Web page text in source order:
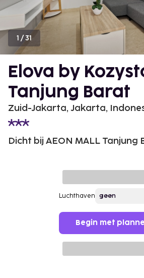
1 /31
Elova by
Tanjung Barat
Zuid-Jakarta, Jakarta,
Dicht bij AEON MALL Tanjung
Luchthaven
Begin met